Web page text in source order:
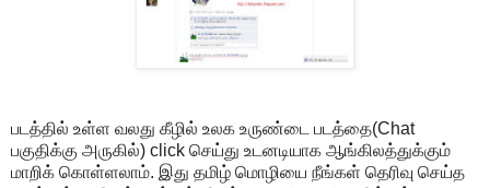
படத்தில் உள்ள வலது கீழில் உலக உருண்டை படத்தை(Chat
பகுதிக்கு அருகில்) click செய்து உடனடியாக ஆங்கிலத்துக்கும்
மாறிக் கொள்ளலாம். இது தமிழ் மொழியை நீங்கள் தெரிவு செய்த